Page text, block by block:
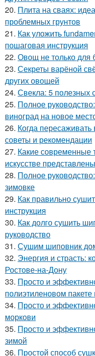
20. Плита на сваях:
проблемных грунтов
21. Как уложить
пошаговая инструкция
22. Овощ не только для
23. Секреты варёной
других овощей
24. Свекла: 5 полезных
25. Полное
виноград на новое
26. Когда пересаживать
советы и рекомендации
27. Какие современные
искусстве
28. Полное
зимовке
29. Как правильно
инструкция
30. Как долго сушить
руководство
31. Сушим шиповник
32. Энергия и страсть:
Ростове-на-Дону
33. Просто и
полиэтиленовом
34. Просто и
моркови
35. Просто и
зимой
36. Простой способ